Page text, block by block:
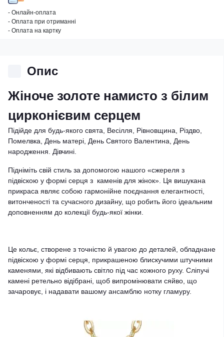
- Онлайн-оплата
- Оплата при отриманні
- Оплата на картку
Опис
Жіноче золоте намисто з білим
цирконієвим серцем
Підійде для будь-якого свята, Весілля, Рівновщина, Різдво,
Помелвка, День матері, День Святого Валентина, День
народження. Дівчині.
Підніміть свій стиль за допомогою нашого «сжереля з
підвіскою у формі серця з каменів для жінок». Ця вишукана
прикраса являє собою гармонійне поєднання елегантності,
витонченості та сучасного дизайну, що робить його ідеальним
доповненням до колекції будь-якої жінки.
Це кольє, створене з точністю й увагою до деталей, обладнане
підвіскою у формі серця, прикрашеною блискучими штучними
каменями, які відбивають світло під час кожного руху. Сліпучі
камені ретельно відібрані, щоб випромінювати сяйво, що
зачаровує, і надавати вашому ансамблю нотку гламуру.